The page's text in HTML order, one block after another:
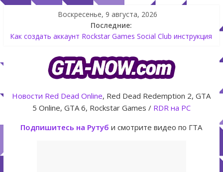
Воскресенье, 9 августа, 2026
Последние:
Летнее обновление для GTA 5 Online The Kortz Center Heist
Shitzu Keitora машина из Японии для дрифта в GTA Online
The Kortz Center Heist — новое ограбление появится в
GTA Online уже 14 июля
с наградами
Новости Red Dead Online, Red Dead Redemption 2, GTA
5 Online, GTA 6, Rockstar Games / RDR на PC
Подпишитесь на Рутуб и смотрите видео по ГТА